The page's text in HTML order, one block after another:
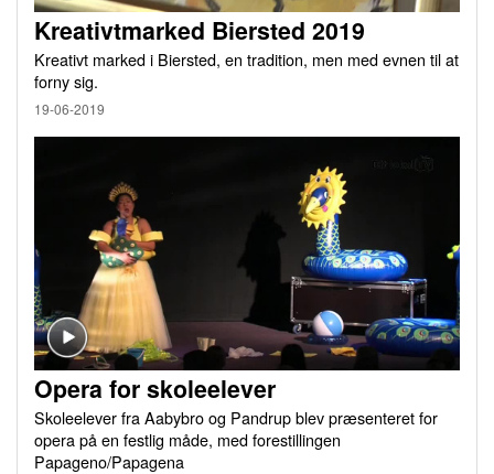
Kreativtmarked Biersted 2019
Kreativt marked i Biersted, en tradition, men med evnen til at
forny sig.
19-06-2019
Opera for skoleelever
Skoleelever fra Aabybro og Pandrup blev præsenteret for
opera på en festlig måde, med forestillingen
Papageno/Papagena